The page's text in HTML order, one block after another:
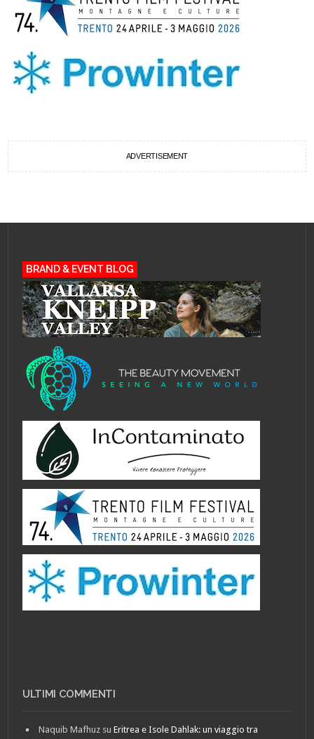
ADVERTISEMENT
BRAND & EVENT BLOG
ULTIMI COMMENTI
Naquib Mafhuz suEritrea e Isole Dahlak: un viaggio tra